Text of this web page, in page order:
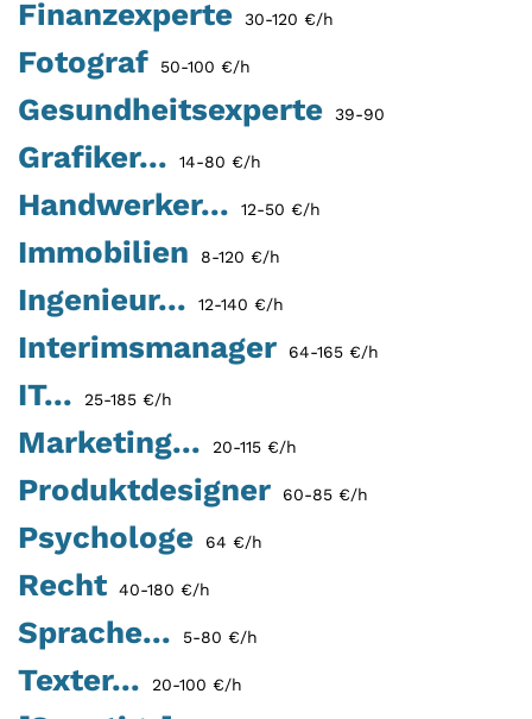
Finanzexperte 30-120 €/h
Fotograf 50-100 €/h
Gesundheitsexperte 39-90
Grafiker... 14-80 €/h
Handwerker... 12-50 €/h
Immobilien 8-120 €/h
Ingenieur... 12-140 €/h
Interimsmanager 64-165 €/h
IT... 25-185 €/h
Marketing... 20-115 €/h
Produktdesigner 60-85 €/h
Psychologe 64 €/h
Recht 40-180 €/h
Sprache... 5-80 €/h
Texter... 20-100 €/h